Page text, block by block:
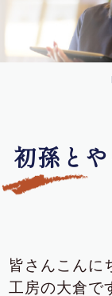
初孫と
皆さんこんに
工房の大倉で